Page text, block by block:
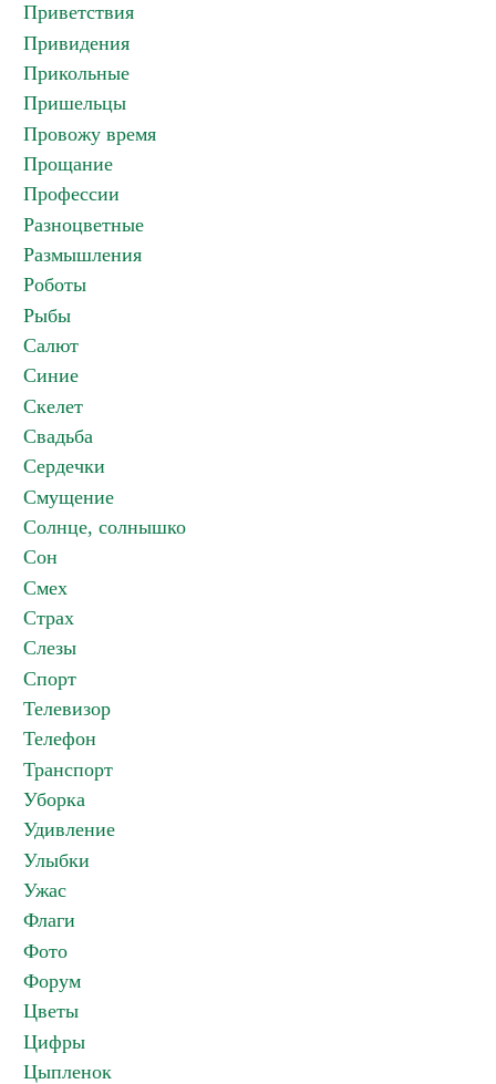
Приветствия
Привидения
Прикольные
Пришельцы
Провожу время
Прощание
Профессии
Разноцветные
Размышления
Роботы
Рыбы
Салют
Синие
Скелет
Свадьба
Сердечки
Смущение
Солнце, солнышко
Сон
Смех
Страх
Слезы
Спорт
Телевизор
Телефон
Транспорт
Уборка
Удивление
Улыбки
Ужас
Флаги
Фото
Форум
Цветы
Цифры
Цыпленок